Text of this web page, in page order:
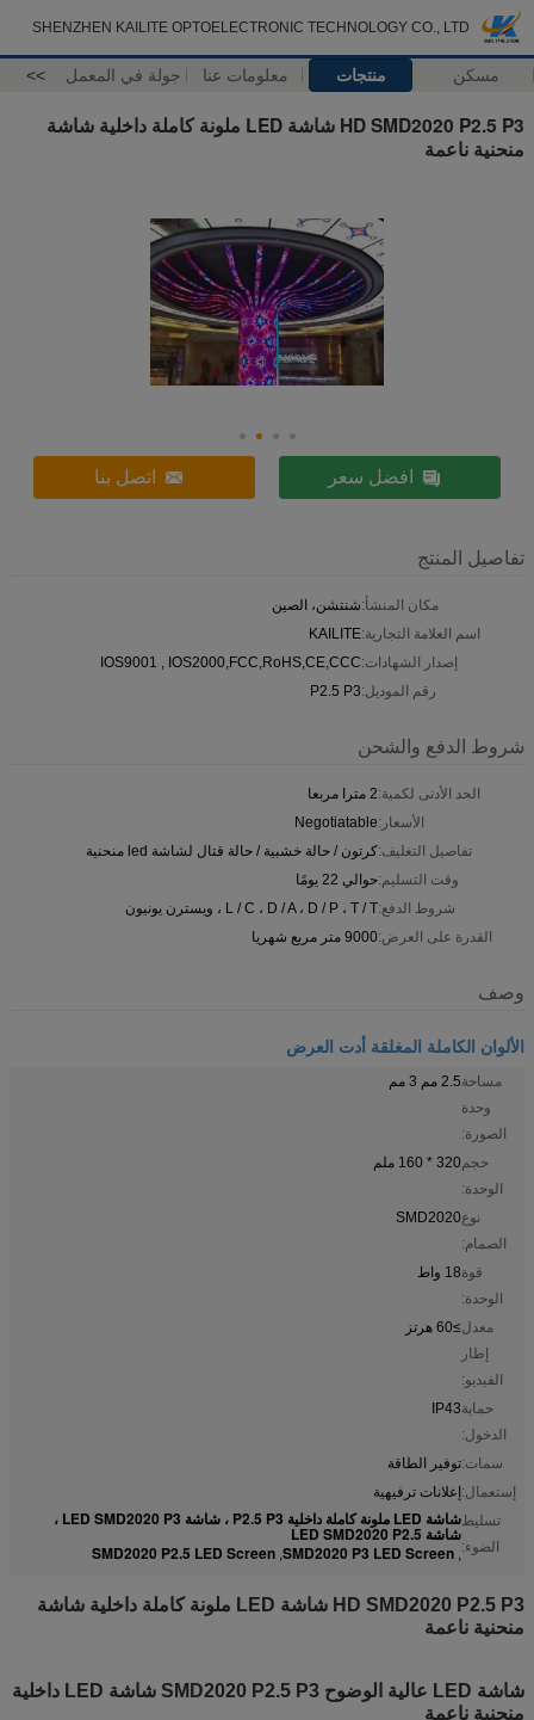
SHENZHEN KAILITE OPTOELECTRONIC TECHNOLOGY CO., LTD
مسكن منتجات معلومات عنا جولة في المعمل >>
HD SMD2020 P2.5 P3 شاشة LED ملونة كاملة داخلية شاشة
منحنية ناعمة
افضل سعر اتصل بنا
تفاصيل المنتج
مكان المنشأ:شنتشن، الصين
اسم العلامة التجارية:KAILITE
إصدار الشهادات:IOS9001 , IOS2000,FCC,RoHS,CE,CCC
رقم الموديل:P2.5 P3
شروط الدفع والشحن
الحد الأدنى لكمية:2 مترا مربعا
الأسعار:Negotiatable
تفاصيل التغليف:كرتون / حالة خشبية / حالة قتال لشاشة led منحنية
وقت التسليم:حوالي 22 يومًا
شروط الدفع:L / C ، D / A ، D / P ، T / T ، ويسترن يونيون
القدرة على العرض:9000 متر مربع شهريا
وصف
الألوان الكاملة المغلقة أدت العرض
مساحة
وحدة
الصورة:
2.5 مم 3 مم
حجم
الوحدة:
320 * 160 ملم
نوع
الصمام:
SMD2020
قوة
الوحدة:
18 واط
معدل
إطار
الفيديو:
≥60 هرتز
حماية
الدخول:
IP43
سمات:توفير الطاقة
إستعمال:إعلانات ترفيهية
تسليط
الضوء:
شاشة LED ملونة كاملة داخلية P2.5 P3 ، شاشة LED SMD2020 P3 ،
شاشة LED SMD2020 P2.5
,
SMD2020 P3 LED Screen
,
SMD2020 P2.5 LED Screen
HD SMD2020 P2.5 P3 شاشة LED ملونة كاملة داخلية شاشة
منحنية ناعمة
شاشة LED عالية الوضوح SMD2020 P2.5 P3 شاشة LED داخلية
منحنية ناعمة